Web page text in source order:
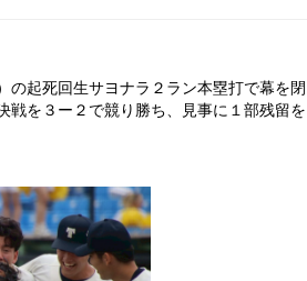
起死回生サヨナラ２ラン本塁打で幕を閉
戦を３ー２で競り勝ち、見事に１部残留を